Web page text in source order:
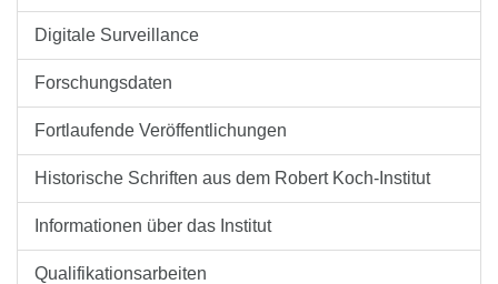
Digitale Surveillance
Forschungsdaten
Fortlaufende Veröffentlichungen
Historische Schriften aus dem Robert Koch-Institut
Informationen über das Institut
Qualifikationsarbeiten